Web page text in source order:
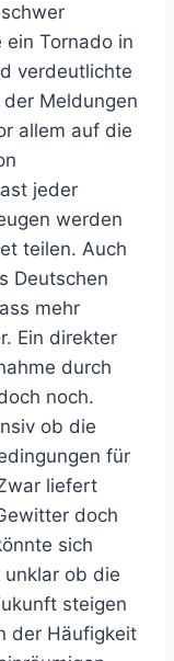
ein Tornado in
verdeutlichte
Meldungen
allem auf die
jeder
werden
teilen. Auch
Deutschen
mehr
Ein direkter
durch
noch.
ob die
für
liefert
doch
sich
ob die
steigen
der Häufigkeit